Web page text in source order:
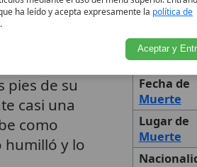
Cargo
Lugar de
Fecha de
Muerte
Lugar de
Muerte
y terminó
a Vreden,
pies de su
casi una
como
humilló y lo
ha leído y acepta expresamente la política de
.
Aceptar y